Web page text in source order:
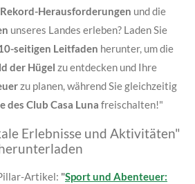
Rekord-Herausforderungen und die
unseres Landes erleben? Laden Sie
seitigen Leitfaden herunter, um die
der Hügel zu entdecken und Ihre
zu planen, während Sie gleichzeitig
des Club Casa Luna freischalten!"
Erlebnisse und Aktivitäten"
Artikel: "Sport und Abenteuer: